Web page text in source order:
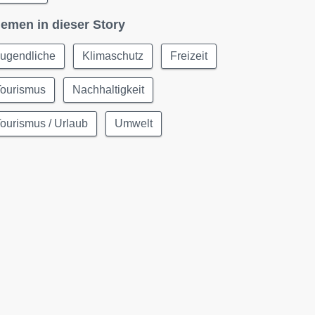
in dieser Story
Klimaschutz Freizeit
Nachhaltigkeit
/ Urlaub Umwelt